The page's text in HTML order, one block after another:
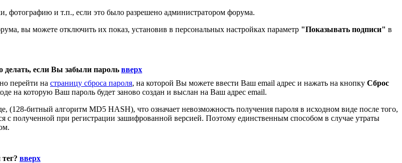
фотографию и т.п., если это было разрешено администратором форума.
вы можете отключить их показ, установив в персональных настройках параметр "Показывать подписи" в
делать, если Вы забыли пароль вверх
перейти на страницу сброса пароля, на которой Вы можете ввести Ваш email адрес и нажать на кнопку Сброс
на которую Ваш пароль будет заново создан и выслан на Ваш адрес email.
(128-битный алгоритм MD5 HASH), что означает невозможность получения пароля в исходном виде после того,
с полученной при регистрации зашифрованной версией. Поэтому единственным способом в случае утраты
вверх